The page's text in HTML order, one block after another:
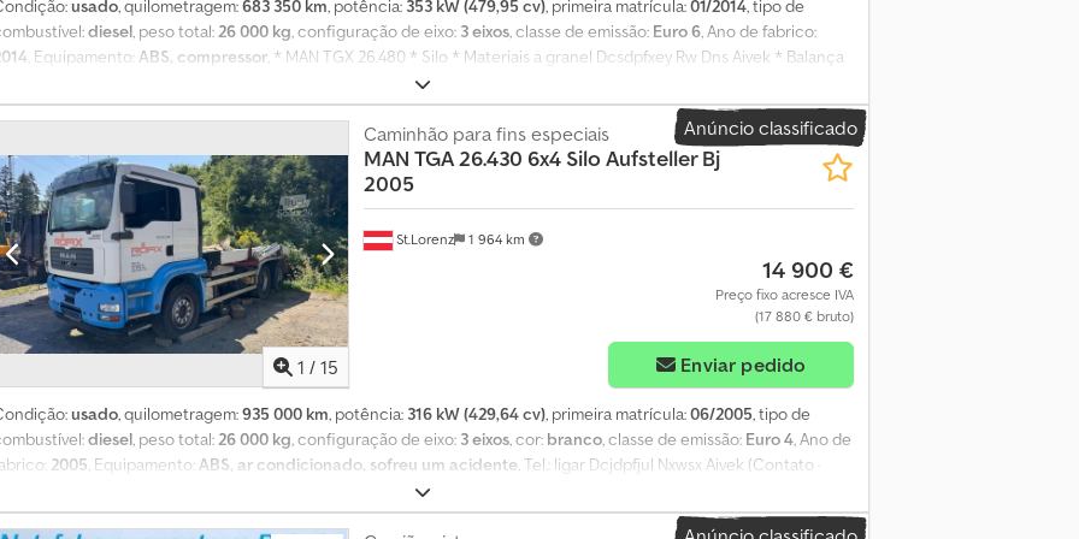
usado, quilometragem:683 350 km, potência: 353 kW (479,95 cv), primeira matrícula:01/2014, tipo de
diesel, peso total:26 000 kg, configuração de eixo: 3 eixos, classe de emissão: Euro 6, Ano de fabrico:
, Equipamento: ABS, compressor, * MAN TGX 26.480 * Silo * Materiais a granel Dcsdpfxey Rw Dns Aivek * Balança
* Superestrutura Feldbinder * Ano de fabrico: 1997 * Capacidade total: 30.000 L * Peso bruto autorizado: 26.000 kg *
11.785 kg * Carga útil: 14.215 kg * Disponível de imediato * Salvo erros Tem perguntas? Contacte-nos para um
aconselhamento rápido, também diretamente pelo WhatsApp: Oferecemos: Compra líquida para empresas da UE com
de IVA, bem como para clientes de países terceiros. Leasing e financiamento. Tratamento de todas as
aduaneiras. Emissão de matrículas temporárias e de exportação. Transporte até ao porto. Todos os
nos anúncios da Kleinanzeigen são preços brutos e já incluem o IVA legal de 19%.
Anúncio classificado
1 / 15
St.Lorenz 1 964 km
Caminhão para fins especiais
MAN TGA 26.430 6x4 Silo Aufsteller Bj
2005
14 900 €
Preço fixo acresce IVA
(17 880 € bruto)
Enviar pedido
usado, quilometragem:935 000 km, potência: 316 kW (429,64 cv), primeira matrícula:06/2005, tipo de
diesel, peso total:26 000 kg, configuração de eixo: 3 eixos, cor: branco, classe de emissão: Euro 4, Ano de
2005, Equipamento: ABS, ar condicionado, sofreu um acidente, Tel.: ligar Dcjdpfjul Nxwsx Aivek (Contato ·
Telefone · Celular · WhatsApp) Equipamento especial: Engate de reboque: Rockinger 500 G 6, faróis de trabalho (2) no
da cabine, interruptor mecânico de desconexão da bateria, cabine: com 2 janelas traseiras, vidros escurecidos,